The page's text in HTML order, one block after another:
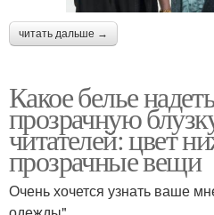
читать дальше →
Какое белье
прозрачную
читателей: цвет
прозрачные вещи
Очень хочется узнать ваше